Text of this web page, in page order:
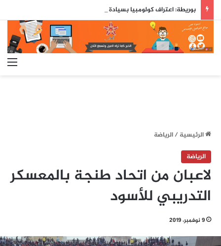
الرئيسية/الرياضة
الرياضة
لاعبان من اتحاد طنجة بالمعسكر
التدريبي للأسود‎
9 نوفمبر، 2019